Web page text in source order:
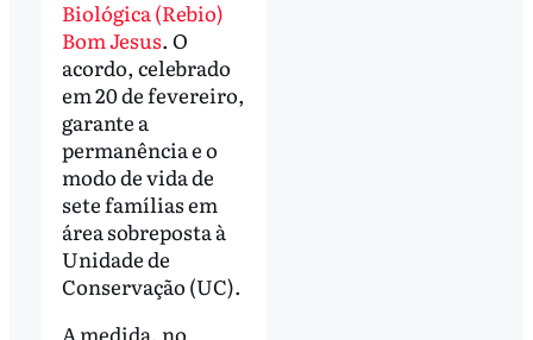
Biológica (Rebio)
Bom Jesus. O
acordo, celebrado
em 20 de fevereiro,
garante a
permanência e o
modo de vida de
sete famílias em
área sobreposta à
Unidade de
Conservação (UC).
A medida, no